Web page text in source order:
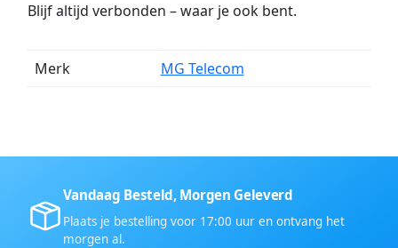
Blijf altijd verbonden – waar je ook bent.
Merk MG Telecom
Vandaag Besteld, Morgen Geleverd
Plaats je bestelling voor 17:00 uur en ontvang het
morgen al.